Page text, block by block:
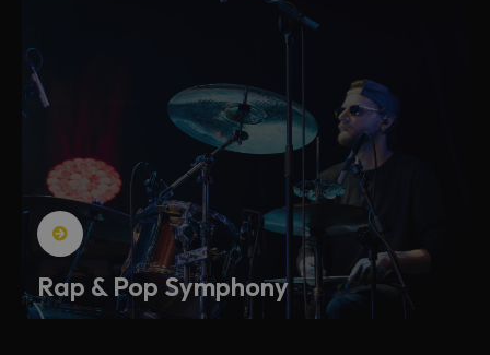
Rap & Pop Symphony